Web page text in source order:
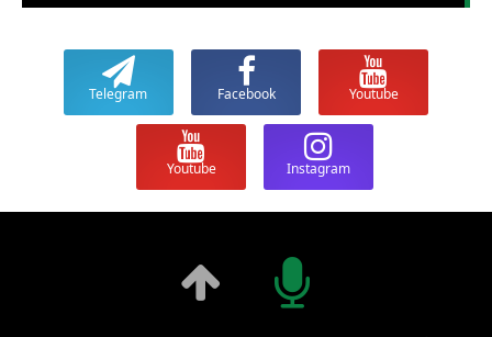
Youtube
Facebook
Telegram
Instagram
Youtube